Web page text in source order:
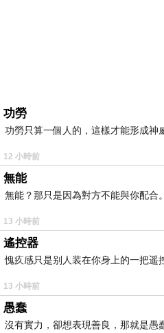
功勞
功勞只算一個人的，這樣才能形成神
12 小時前
無能
無能？那只是因為對方不能與你配合。
13 小時前
遙控器
愧疚感只是别人装在你身上的一把遥
13 小時前
愚蠢
沒有實力，卻想表現善良，那就是愚